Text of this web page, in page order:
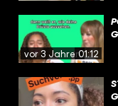
vor 3 Jahren01:12